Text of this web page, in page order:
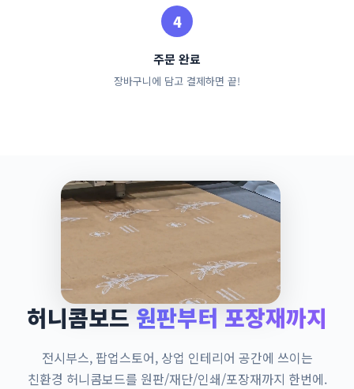
주문 완료
장바구니에 담고 결제하면 끝!
허니콤보드 원판부터 포장재까지
전시부스, 팝업스토어, 상업 인테리어 공간에 쓰이는
친환경 허니콤보드를 원판/재단/인쇄/포장재까지 한번에.